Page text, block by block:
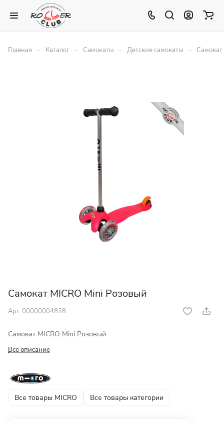
Главная – Каталог – Самокаты – Детские самокаты –
Самокат MICRO Mini Розовый
Арт. 00000004828
Самокат MICRO Mini Розовый
Все описание
Все товары MICRO Все товары категории